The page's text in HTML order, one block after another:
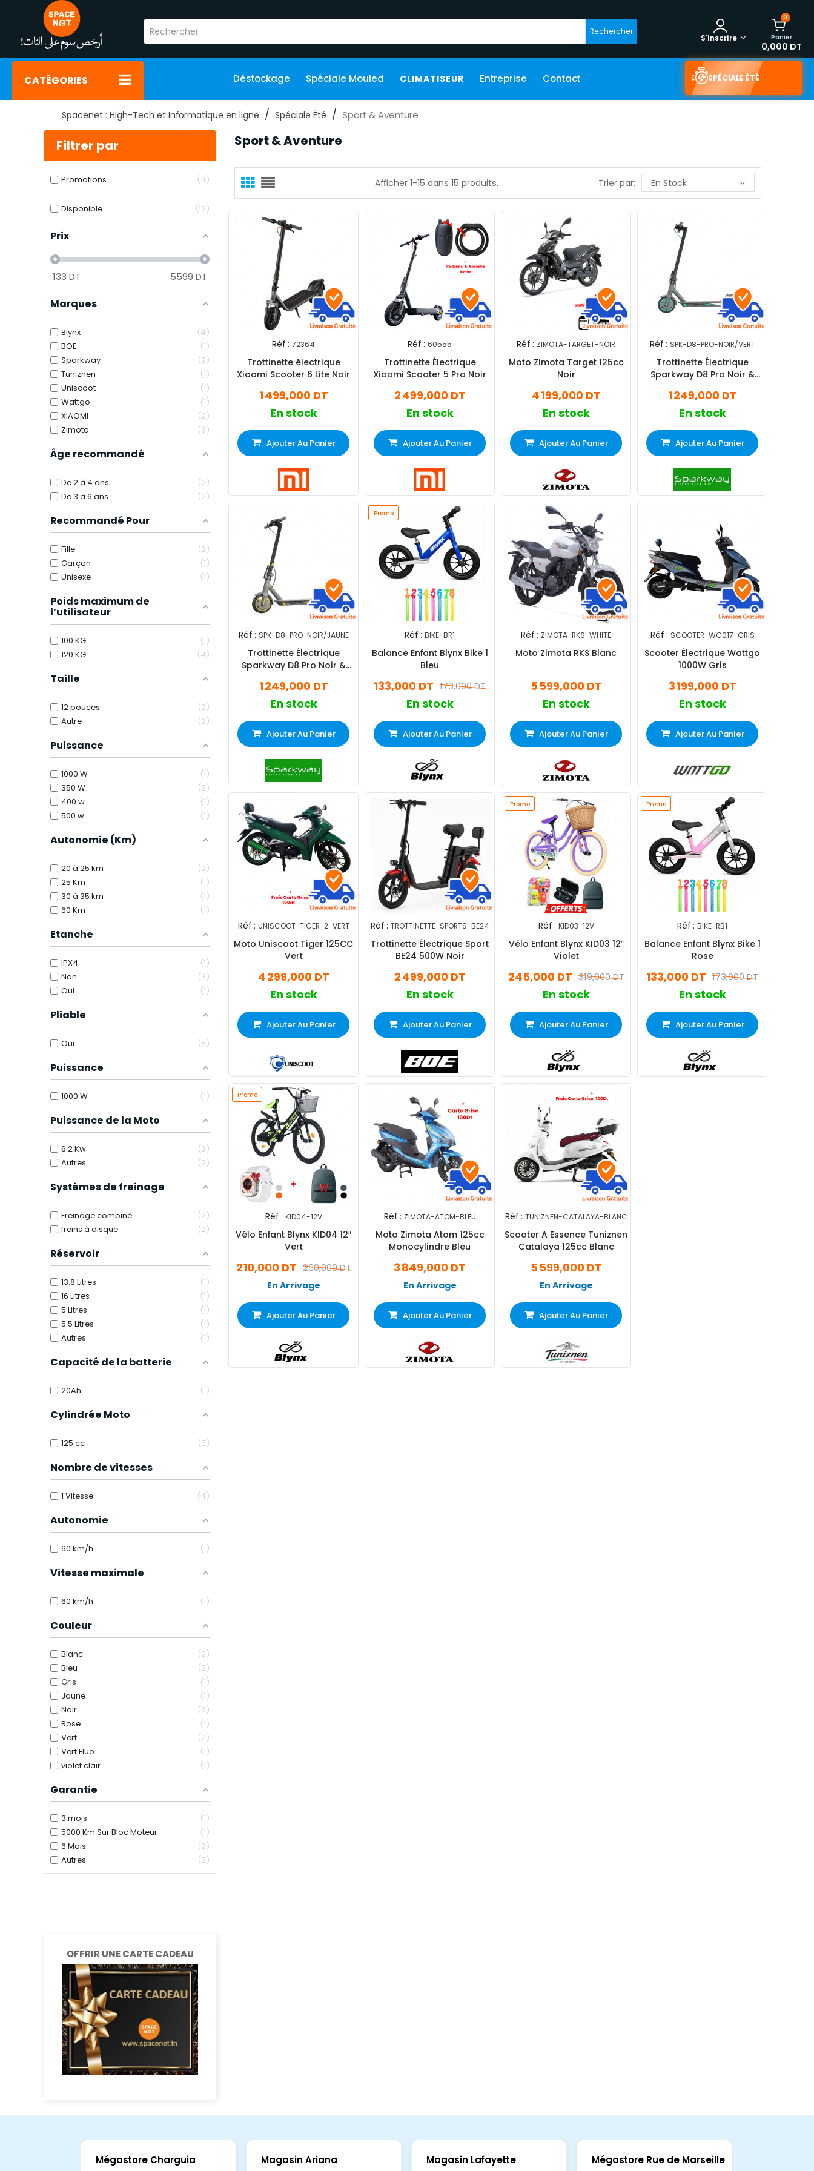
Rechercher
0
Panier
0,000 DT
S'inscrire
CATÉGORIES Déstockage Spéciale Mouled CLIMATISEUR Entreprise Contact SPÉCIALE ÉTÉ
Spacenet : High-Tech et Informatique en ligne Spéciale Été Sport & Aventure
Filtrer par
Promotions 4
Disponible 12
Prix
133 DT 5599 DT
Marques
Blynx
4
BOE
1
Sparkway
2
Tuniznen
1
Uniscoot
1
Wattgo
1
XIAOMI
2
Zimota
3
Âge recommandé
De 2 à 4 ans
2
De 3 à 6 ans
2
Recommandé Pour
Fille
2
Garçon
1
Unisexe
1
Poids maximum de
l’utilisateur
100 KG
1
120 KG
4
Taille
12 pouces
2
Autre
2
Puissance
1000 W
1
350 W
2
400 w
1
500 w
1
Autonomie (Km)
20 à 25 km
2
25 Km
1
30 à 35 km
1
60 Km
1
Etanche
IPX4
1
Non
3
Oui
1
Pliable
Oui 5
Puissance
1000 W 1
Puissance de la Moto
6.2 Kw
2
Autres
2
Systèmes de freinage
Freinage combiné
2
freins à disque
2
Réservoir
13.8 Litres
1
16 Litres
1
5 Litres
1
5.5 Litres
1
Autres
1
Capacité de la batterie
20Ah 1
Cylindrée Moto
125 cc 5
Nombre de vitesses
1 Vitesse 4
Autonomie
60 km/h 1
Vitesse maximale
60 km/h 1
Couleur
Blanc
2
Bleu
2
Gris
1
Jaune
1
Noir
6
Rose
1
Vert
2
Vert Fluo
1
violet clair
1
Garantie
3 mois
1
5000 Km Sur Bloc Moteur
1
6 Mois
2
Autres
2
OFFRIR UNE CARTE CADEAU
Sport & Aventure
Afficher 1-15 dans 15 produits. Trier par: En Stock
Réf : 72364
Trottinette électrique
Xiaomi Scooter 6 Lite Noir
1 499,000 DT
En stock
Ajouter Au Panier
Réf : 60555
Trottinette Électrique
Xiaomi Scooter 5 Pro Noir
2 499,000 DT
En stock
Ajouter Au Panier
Réf : ZIMOTA-TARGET-NOIR
Moto Zimota Target 125cc
Noir
4 199,000 DT
En stock
Ajouter Au Panier
Réf : SPK-D8-PRO-NOIR/VERT
Trottinette Électrique
Sparkway D8 Pro Noir &
1 249,000 DT
En stock
Ajouter Au Panier
Réf : SPK-D8-PRO-NOIR/JAUNE
Trottinette Électrique
Sparkway D8 Pro Noir &
1 249,000 DT
En stock
Ajouter Au Panier
Promo
Réf : BIKE-BR1
Balance Enfant Blynx Bike 1
Bleu
173,000 DT
133,000 DT
En stock
Ajouter Au Panier
Réf : ZIMOTA-RKS-WHITE
Moto Zimota RKS Blanc
5 599,000 DT
En stock
Ajouter Au Panier
Réf : SCOOTER-WG017-GRIS
Scooter Électrique Wattgo
1000W Gris
3 199,000 DT
En stock
Ajouter Au Panier
Réf : UNISCOOT-TIGER-2-VERT
Moto Uniscoot Tiger 125CC
Vert
4 299,000 DT
En stock
Ajouter Au Panier
Réf : TROTTINETTE-SPORTS-BE24
Trottinette Électrique Sport
BE24 500W Noir
2 499,000 DT
En stock
Ajouter Au Panier
Promo
Réf : KID03-12V
Vélo Enfant Blynx KID03 12″
Violet
319,000 DT
245,000 DT
En stock
Ajouter Au Panier
Promo
Réf : BIKE-RB1
Balance Enfant Blynx Bike 1
Rose
173,000 DT
133,000 DT
En stock
Ajouter Au Panier
Promo
Réf : KID04-12V
Vélo Enfant Blynx KID04 12″
Vert
260,000 DT
210,000 DT
En Arrivage
Ajouter Au Panier
Réf : ZIMOTA-ATOM-BLEU
Moto Zimota Atom 125cc
Monocylindre Bleu
3 849,000 DT
En Arrivage
Ajouter Au Panier
Réf : TUNIZNEN-CATALAYA-BLANC
Scooter A Essence Tuniznen
Catalaya 125cc Blanc
5 599,000 DT
En Arrivage
Ajouter Au Panier
Mégastore Charguia Magasin Ariana Magasin Lafayette Mégastore Rue de Marseille